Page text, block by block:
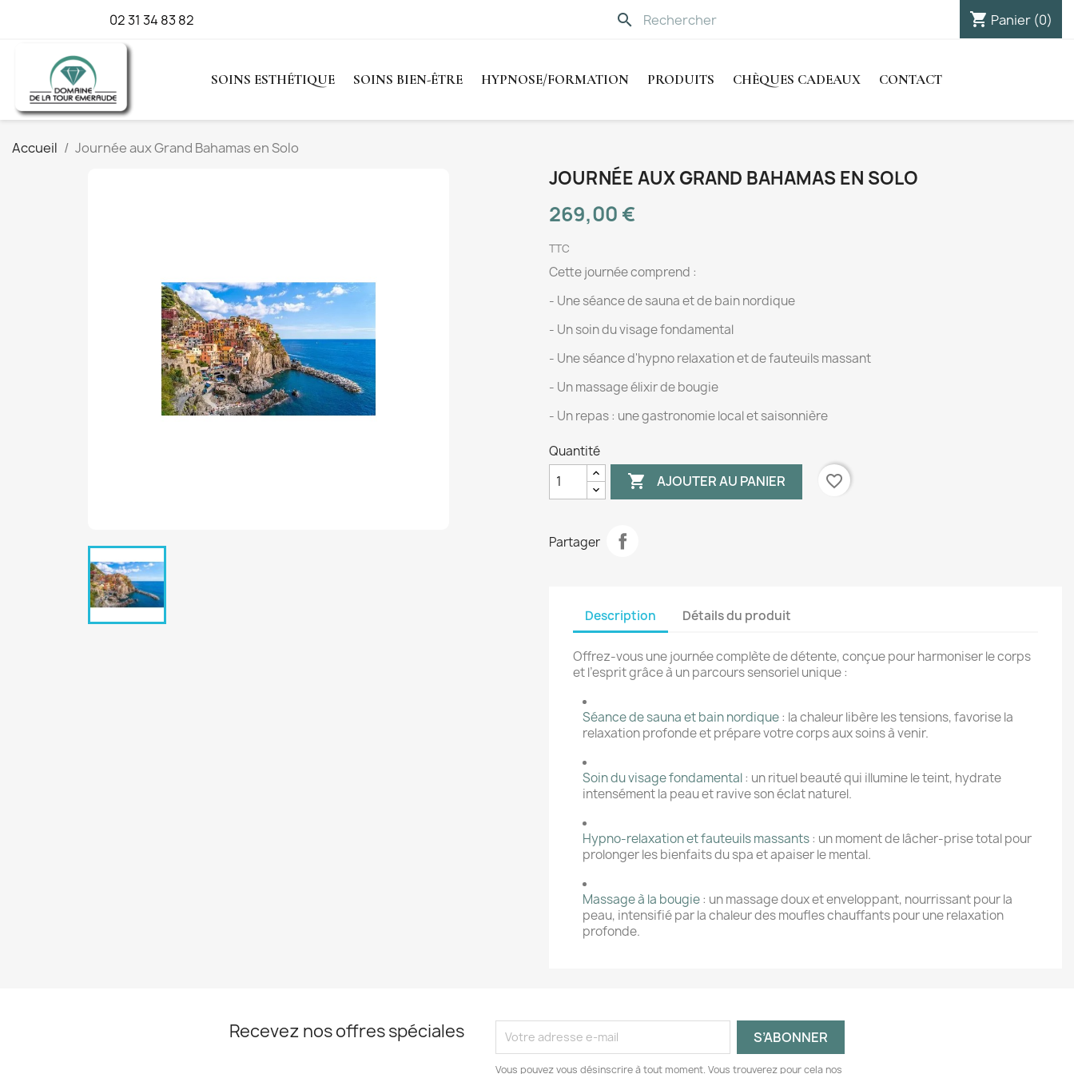
02 31 34 83 82 search shopping_cart Panier (0)
SOINS ESTHÉTIQUE SOINS BIEN-ÊTRE HYPNOSE/FORMATION PRODUITS CHÈQUES CADEAUX CONTACT
Accueil Journée aux Grand Bahamas en Solo
JOURNÉE AUX GRAND BAHAMAS EN SOLO
269,00 €
TTC
Cette journée comprend :
- Une séance de sauna et de bain nordique
- Un soin du visage fondamental
- Une séance d'hypno relaxation et de fauteuils massant
- Un massage élixir de bougie
- Un repas : une gastronomie local et saisonnière
Quantité
 AJOUTER AU PANIER favorite_border
Partager
Description Détails du produit
Offrez-vous une journée complète de détente, conçue pour harmoniser le corps
et l’esprit grâce à un parcours sensoriel unique :
Séance de sauna et bain nordique: la chaleur libère les tensions, favorise la
relaxation profonde et prépare votre corps aux soins à venir.
Soin du visage fondamental: un rituel beauté qui illumine le teint, hydrate
intensément la peau et ravive son éclat naturel.
Hypno-relaxation et fauteuils massants: un moment de lâcher-prise total pour
prolonger les bienfaits du spa et apaiser le mental.
Massage à la bougie: un massage doux et enveloppant, nourrissant pour la
peau, intensifié par la chaleur des moufles chauffants pour une relaxation
profonde.
Recevez nos offres spéciales
Vous pouvez vous désinscrire à tout moment. Vous trouverez pour cela nos